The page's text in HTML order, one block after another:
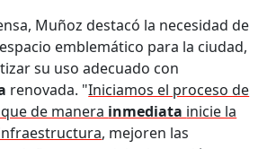
Muñoz destacó la necesidad de
emblemático para la ciudad,
su uso adecuado con
renovada. "Iniciamos el proceso de
de manera inmediata inicie la
, mejoren las